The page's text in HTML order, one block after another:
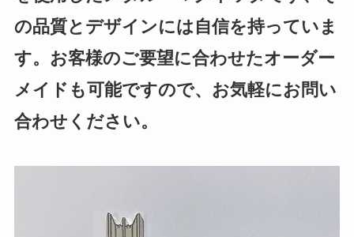
の品質とデザインには自信を持っていま
す。お客様のご要望に合わせたオーダー
メイドも可能ですので、お気軽にお問い
合わせください。